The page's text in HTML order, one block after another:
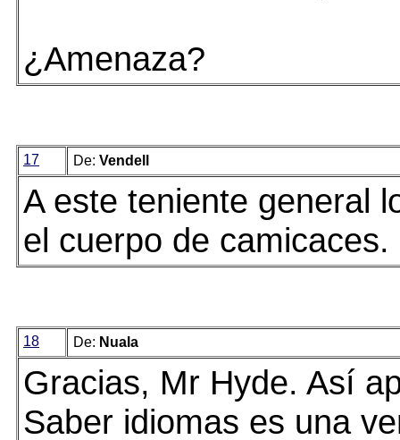
¿Amenaza?
17 De: Vendell
A este teniente general
el cuerpo de camicaces.
18 De: Nuala
Gracias, Mr Hyde. Así
Saber idiomas es una